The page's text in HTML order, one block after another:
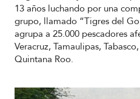
13 años luchando por una
grupo, llamado “Tigres del
agrupa a 25.000 pescadores
Veracruz, Tamaulipas,
Quintana Roo.